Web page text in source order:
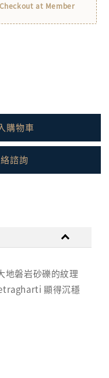
at Member
購物車
諮詢
地磐岩砂礫的紋理
顯得沉穩